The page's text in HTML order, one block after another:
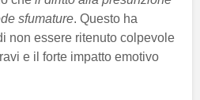
sfumature. Questo ha
non essere ritenuto colpevole
e il forte impatto emotivo